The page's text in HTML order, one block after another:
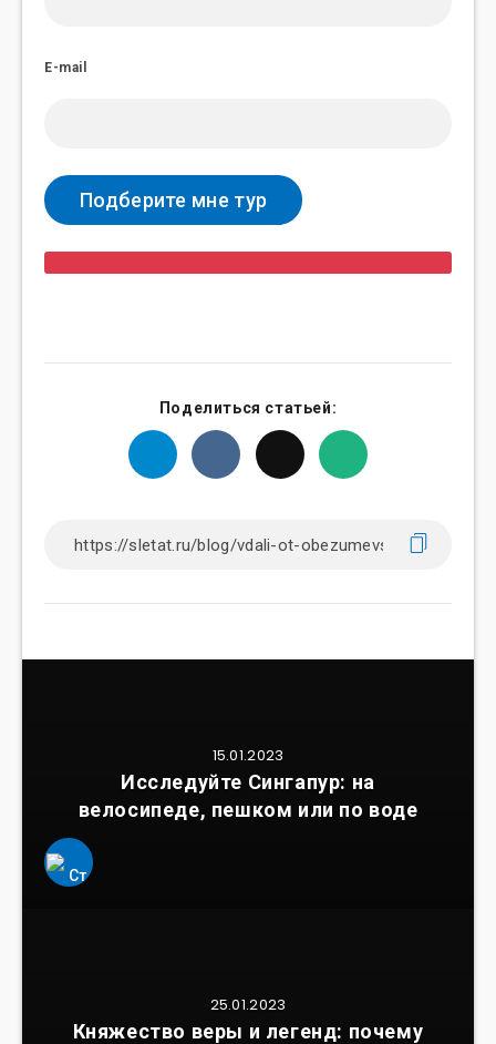
E-mail
Поделиться статьей:
15.01.2023
Исследуйте Сингапур: на
велосипеде, пешком или по воде
25.01.2023
Княжество веры и легенд: почему